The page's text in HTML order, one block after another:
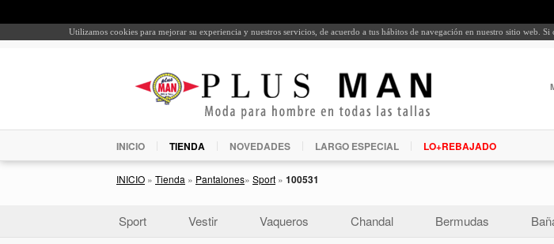
Utilizamos cookies para mejorar su experiencia y nuestros servicios, de acuerdo a tus hábitos de navegación en nuestro sitio web.
INICIO TIENDA NOVEDADES LARGO ESPECIAL LO+REBAJADO
INICIO » Tienda » Pantalones» Sport » 100531
Sport Vestir Vaqueros Chandal Bermudas